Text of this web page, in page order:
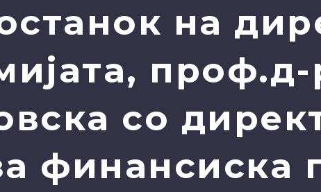
на
проф.д-
со
финансиска